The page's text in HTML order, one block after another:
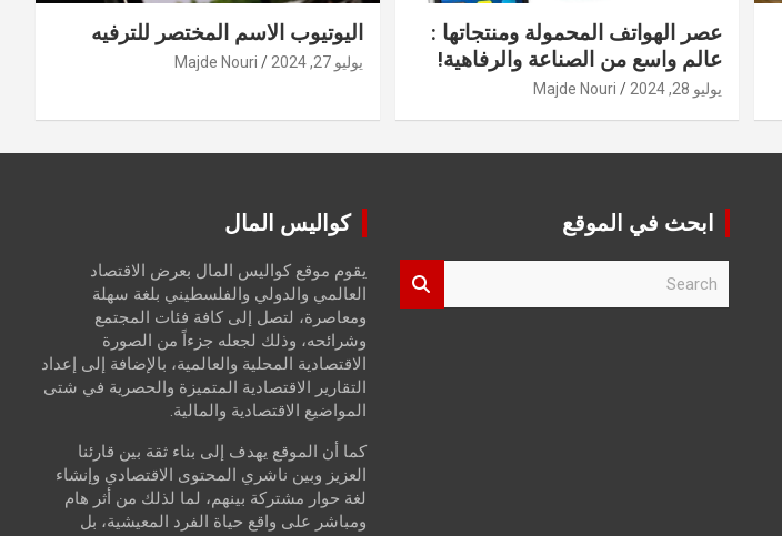
عصر الهواتف المحمولة ومنتجاتها :
عالم واسع من الصناعة والرفاهية!
يوليو 28, 2024 Majde Nouri
اليوتيوب الاسم المختصر للترفيه
يوليو 27, 2024 Majde Nouri
ابحث في الموقع كواليس المال
يقوم موقع كواليس المال بعرض الاقتصاد
العالمي والدولي والفلسطيني بلغة سهلة
ومعاصرة، لتصل إلى كافة فئات المجتمع
وشرائحه، وذلك لجعله جزءاً من الصورة
الاقتصادية المحلية والعالمية، بالإضافة إلى إعداد
التقارير الاقتصادية المتميزة والحصرية في شتى
المواضيع الاقتصادية والمالية.
كما أن الموقع يهدف إلى بناء ثقة بين قارئنا
العزيز وبين ناشري المحتوى الاقتصادي وإنشاء
لغة حوار مشتركة بينهم، لما لذلك من أثر هام
ومباشر على واقع حياة الفرد المعيشية، بل